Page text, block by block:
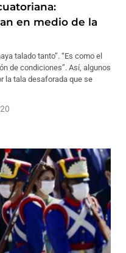
en medio de la
talado tanto”. “Es como el
de condiciones”. Así, algunos
la tala desaforada que se